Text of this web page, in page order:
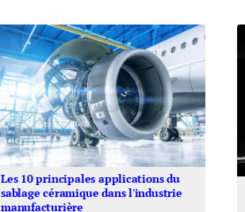
Les 10 principales applications du
sablage céramique dans l'industrie
manufacturière